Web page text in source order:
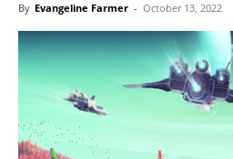
By Evangeline Farmer - October 13, 2022